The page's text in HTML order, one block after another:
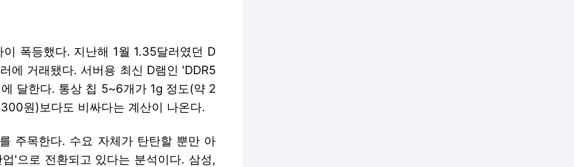
폭등했다. 지난해 1월 1.35달러였던 D
에 거래됐다. 서버용 최신 D램인 'DDR5
달한다. 통상 칩 5~6개가 1g 정도(약 2
원)보다도 비싸다는 계산이 나온다.
주목한다. 수요 자체가 탄탄할 뿐만 아
'으로 전환되고 있다는 분석이다. 삼성,